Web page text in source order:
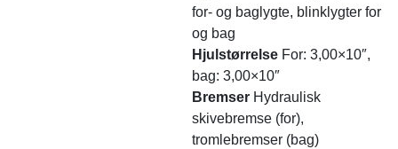
for- og baglygte, blinklygter for
og bag
Hjulstørrelse For: 3,00×10″,
bag: 3,00×10″
Bremser Hydraulisk
skivebremse (for),
tromlebremser (bag)